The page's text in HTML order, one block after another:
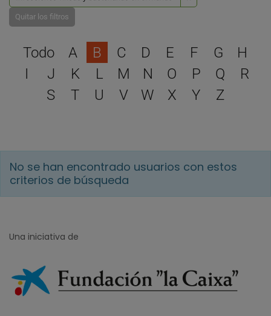
Quitar los filtros
Selecciona una letra
Todo A B C D E F G
H
I
J K L M N O P Q
R
S
T U V W X Y Z
No se han encontrado usuarios con estos
criterios de búsqueda
Una iniciativa de